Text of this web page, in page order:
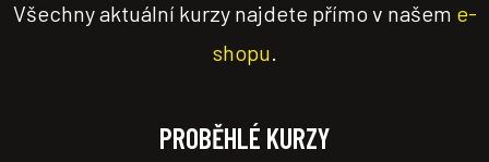
Všechny aktuální kurzy najdete přímo v našem e-
shopu
PROBĚHLÉ KURZY